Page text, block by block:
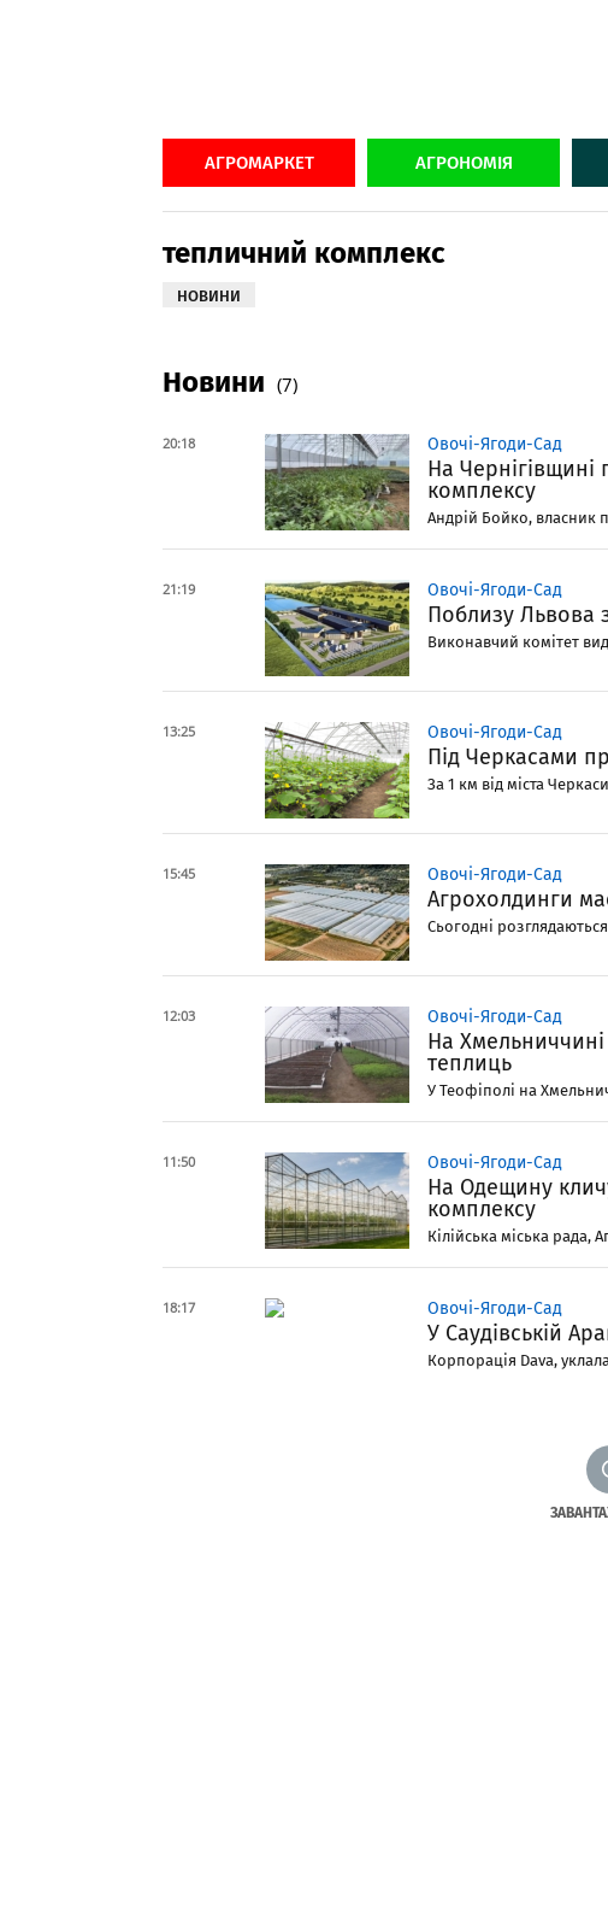
АГРОМАРКЕТ АГРОНОМІЯ
тепличний комплекс
НОВИНИ
Новини (7)
20:18 Овочі-Ягоди-Сад
На
комплексу
Андрій Бойко, власник
21:19 Овочі-Ягоди-Сад
Поблизу Львова
Виконавчий комітет
13:25 Овочі-Ягоди-Сад
Під Черкасами
За 1 км від міста
15:45 Овочі-Ягоди-Сад
Агрохолдинги
Сьогодні
12:03 Овочі-Ягоди-Сад
На
теплиць
У Теофіполі на
11:50 Овочі-Ягоди-Сад
На Одещину
комплексу
Кілійська міська рада,
18:17 Овочі-Ягоди-Сад
У Саудівській
Корпорація Dava,